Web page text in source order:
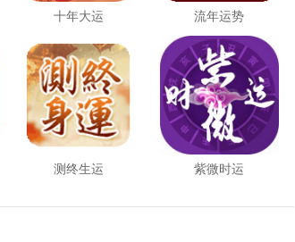
十年大运 流年运势
测终生运 紫微时运